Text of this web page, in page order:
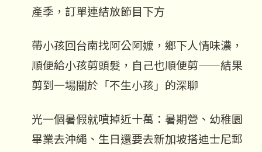
產季，訂單連結放節目下方
帶小孩回台南找阿公阿嬤，鄉下人情味濃，
順便給小孩剪頭髮，自己也順便剪——結果
剪到一場關於「不生小孩」的深聊
光一個暑假就噴掉近十萬：暑期營、幼稚園
畢業去沖繩、生日還要去新加坡搭迪士尼郵